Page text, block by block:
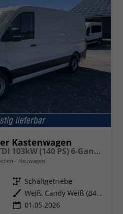
Kastenwagen
Kasten 35 L3H2 2.0 TDI 103kW (140 PS) 6-Gang-Schaltgetriebe
Neuwagen
Getriebe Schaltgetriebe
Außenfarbe
Weiß, Candy Weiß (B4B4)
01.05.2026